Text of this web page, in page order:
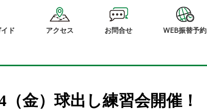
ド アクセス お問合せ WEB振替予約
（金）球出し練習会開催！